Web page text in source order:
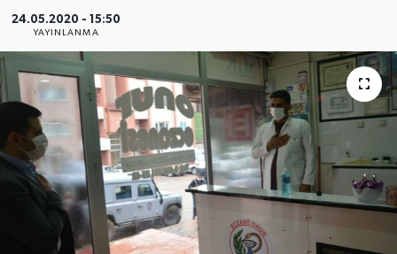
24.05.2020 - 15:50
YAYINLANMA
Sağlık
Eğitim
Kültür - Sanat
Siyaset
Spor
Tüm Manşetler
Son Dakika Haberleri
Haber Arşivi